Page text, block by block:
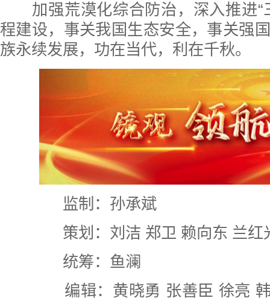
加强荒漠化综合防治，深入推进“
程建设，事关我国生态安全，事关强
族永续发展，功在当代，利在千秋。
监制：孙承斌
策划：刘洁 郑卫 赖向东 兰红
统筹：鱼澜
编辑：黄晓勇 张善臣 徐亮 韩